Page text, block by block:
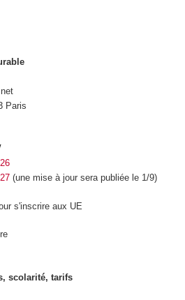
Paris
(une mise à jour sera publiée le 1/9)
s'inscrire aux UE
scolarité, tarifs